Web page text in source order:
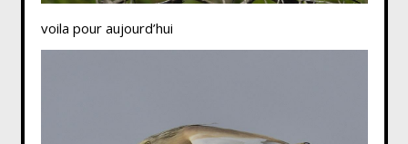
voila pour aujourd’hui